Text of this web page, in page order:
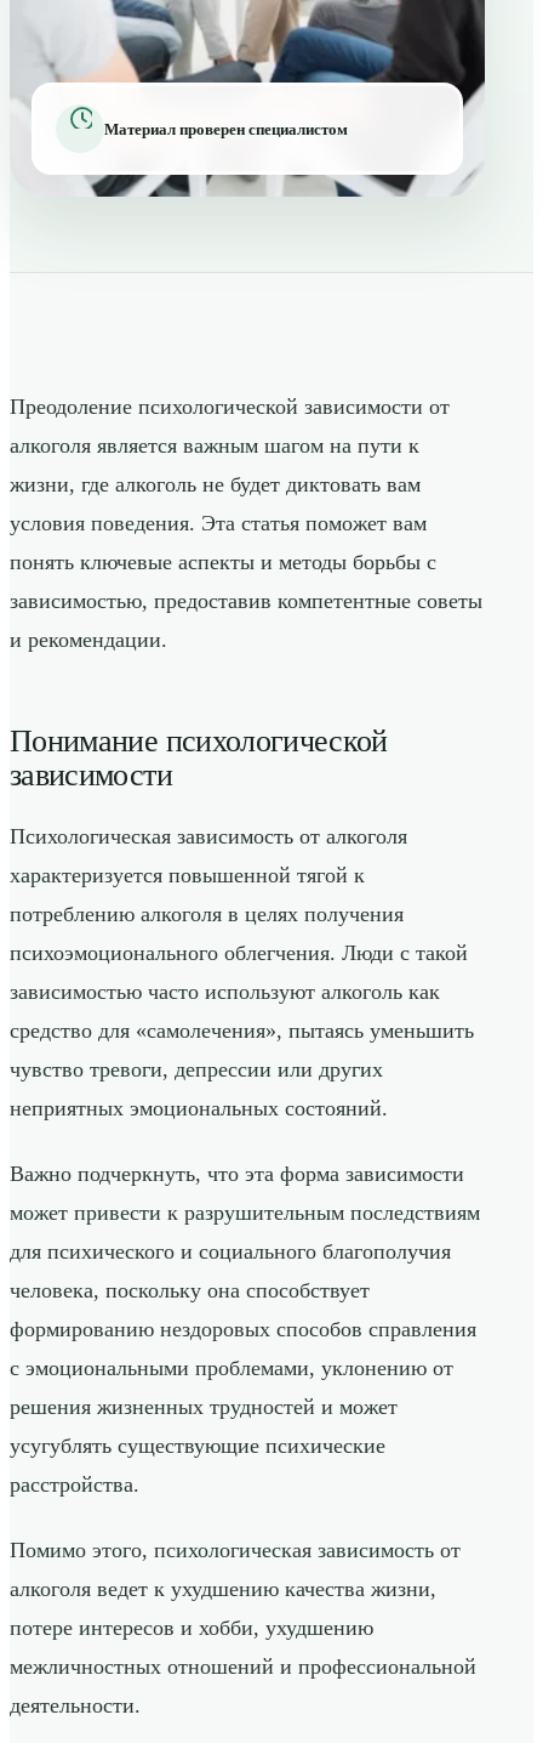
Материал проверен специалистом
Преодоление психологической зависимости от
алкоголя является важным шагом на пути к
жизни, где алкоголь не будет диктовать вам
условия поведения. Эта статья поможет вам
понять ключевые аспекты и методы борьбы с
зависимостью, предоставив компетентные советы
и рекомендации.
Понимание психологической
зависимости
Психологическая зависимость от алкоголя
характеризуется повышенной тягой к
потреблению алкоголя в целях получения
психоэмоционального облегчения. Люди с такой
зависимостью часто используют алкоголь как
средство для «самолечения», пытаясь уменьшить
чувство тревоги, депрессии или других
неприятных эмоциональных состояний.
Важно подчеркнуть, что эта форма зависимости
может привести к разрушительным последствиям
для психического и социального благополучия
человека, поскольку она способствует
формированию нездоровых способов справления
с эмоциональными проблемами, уклонению от
решения жизненных трудностей и может
усугублять существующие психические
расстройства.
Помимо этого, психологическая зависимость от
алкоголя ведет к ухудшению качества жизни,
потере интересов и хобби, ухудшению
межличностных отношений и профессиональной
деятельности.